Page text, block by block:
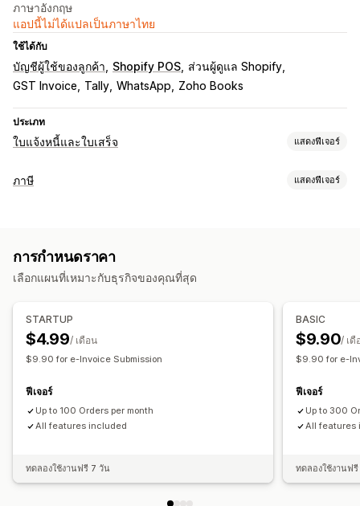
ภาษาอังกฤษ
แอปนี้ไม่ได้แปลเป็นภาษาไทย
ใช้ได้กับ
บัญชีผู้ใช้ของลูกค้า Shopify POS ส่วนผู้ดูแล Shopify
GST Invoice
Tally WhatsApp Zoho Books
ประเภท
ใบแจ้งหนี้และใบเสร็จ แสดงฟีเจอร์
ประเภทเอกสาร
การปรับแต่ง
การคำานวณภาษี
การจัดการไฟล์
การดาวน์โหลดจำนวนมาก
การส่งอีเมลอัตโนมัติ
การสร้าง PDF
พิมพ์และส่งออก
การกำหนดหมายเลขตามลำดับ
ภาษี แสดงฟีเจอร์
การคำนวณภาษี
การจัดการการยกเว้น
การลงทะเบียน
การตรวจสอบหมายเลขภาษี
การรายงานการปฏิบัติตามข้อกำหนด
การคืนภาษีท้องถิ่น
การส่งออกข้อมูล
การกำหนดราคา
เลือกแผนที่เหมาะกับธุรกิจของคุณที่สุด
STARTUP
$4.99/ เดือน
$9.90 for e-Invoice Submission
ฟีเจอร์
Up to 100 Orders per month
All features included
ทดลองใช้งานฟรี 7 วัน
BASIC
$9.90/ เดื
$9.90 for e-
ฟีเจอร์
Up to 300
All features
ทดลองใช้งานฟ